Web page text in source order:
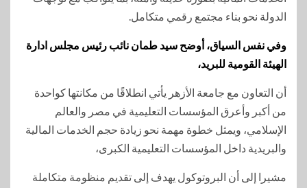
الدولة نحو بناء مجتمع رقمي متكامل.
وفي نفس السياق، أوضح سيد طمان نائب رئيس مجلس ادارة
الهيئة القومية للبريد،
أن التعاون مع جامعة الأزهر يأتي انطلاقًا من مكانتها كواحدة
من أكبر وأعرق المؤسسات التعليمية في مصر والعالم
الإسلامي، ويمثل خطوة مهمة نحو زيادة حجم الخدمات المالية
والبريدية داخل المؤسسات التعليمية الكبرى،
مشيرا إلى أن البروتوكول يهدف إلى تقديم منظومة متكاملة